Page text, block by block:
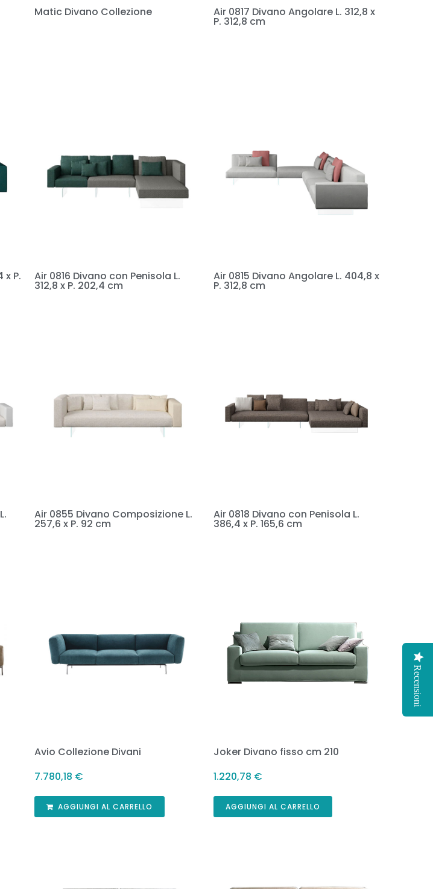
Matic Divano Collezione Air 0817 Divano Angolare L. 312,8 x
P. 312,8 cm
x P. Air 0816 Divano con Penisola L.
312,8 x P. 202,4 cm
Air 0815 Divano Angolare L. 404,8 x
P. 312,8 cm
Air 0855 Divano Composizione L.
257,6 x P. 92 cm
Air 0818 Divano con Penisola L.
386,4 x P. 165,6 cm
Avio Collezione Divani
7.780,18 €
AGGIUNGI AL CARRELLO
Joker Divano fisso cm 210
1.220,78 €
AGGIUNGI AL CARRELLO
Recensioni